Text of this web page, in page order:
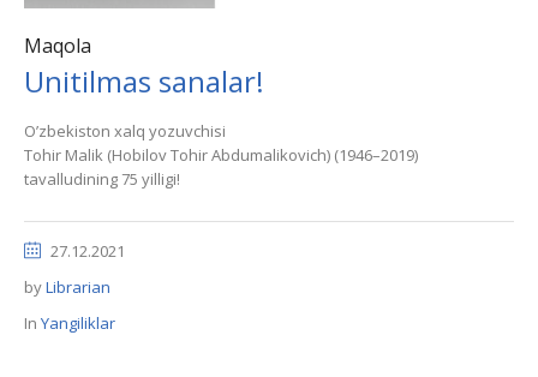
Maqola
Unitilmas sanalar!
O’zbekiston xalq yozuvchisi
Tohir Malik (Hobilov Tohir Аbdumalikovich) (1946–2019)
tavalludining 75 yilligi!
27.12.2021
byLibrarian
In Yangiliklar